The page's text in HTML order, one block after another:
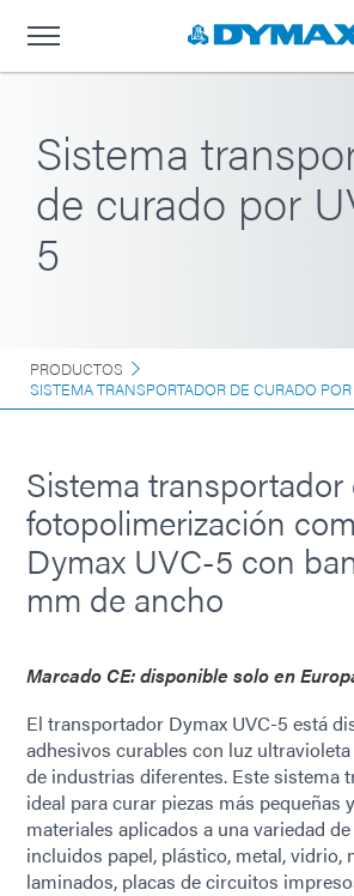
Sistema
de curado por
5
PRODUCTOS
SISTEMA TRANSPORTADOR DE CURADO
Sistema transportador
fotopolimerización
Dymax UVC-5 con
mm de ancho
Marcado CE: disponible solo en
El transportador Dymax UVC-5 está
adhesivos curables con luz
de industrias diferentes. Este sistema
ideal para curar piezas más pequeñas
materiales aplicados a una variedad
incluidos papel, plástico, metal, vidrio,
laminados, placas de circuitos